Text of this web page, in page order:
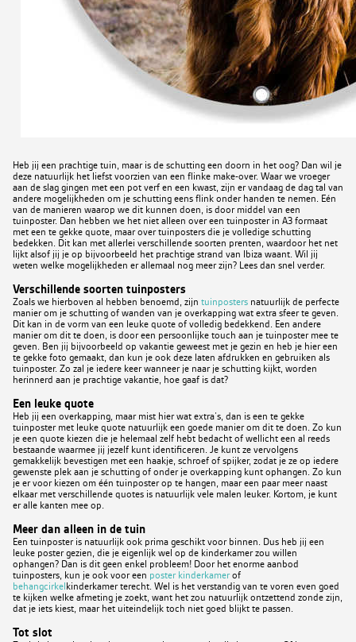
Heb jij een prachtige tuin, maar is de schutting een doorn in het oog? Dan wil je
deze natuurlijk het liefst voorzien van een flinke make-over. Waar we vroeger
aan de slag gingen met een pot verf en een kwast, zijn er vandaag de dag tal van
andere mogelijkheden om je schutting eens flink onder handen te nemen. Eén
van de manieren waarop we dit kunnen doen, is door middel van een
tuinposter. Dan hebben we het niet alleen over een tuinposter in A3 formaat
met een te gekke quote, maar over tuinposters die je volledige schutting
bedekken. Dit kan met allerlei verschillende soorten prenten, waardoor het net
lijkt alsof jij je op bijvoorbeeld het prachtige strand van Ibiza waant. Wil jij
weten welke mogelijkheden er allemaal nog meer zijn? Lees dan snel verder.
Verschillende soorten tuinposters
Zoals we hierboven al hebben benoemd, zijn tuinposters natuurlijk de perfecte
manier om je schutting of wanden van je overkapping wat extra sfeer te geven.
Dit kan in de vorm van een leuke quote of volledig bedekkend. Een andere
manier om dit te doen, is door een persoonlijke touch aan je tuinposter mee te
geven. Ben jij bijvoorbeeld op vakantie geweest met je gezin en heb je hier een
te gekke foto gemaakt, dan kun je ook deze laten afdrukken en gebruiken als
tuinposter. Zo zal je iedere keer wanneer je naar je schutting kijkt, worden
herinnerd aan je prachtige vakantie, hoe gaaf is dat?
Een leuke quote
Heb jij een overkapping, maar mist hier wat extra’s, dan is een te gekke
tuinposter met leuke quote natuurlijk een goede manier om dit te doen. Zo kun
je een quote kiezen die je helemaal zelf hebt bedacht of wellicht een al reeds
bestaande waarmee jij jezelf kunt identificeren. Je kunt ze vervolgens
gemakkelijk bevestigen met een haakje, schroef of spijker, zodat je ze op iedere
gewenste plek aan je schutting of onder je overkapping kunt ophangen. Zo kun
je er voor kiezen om één tuinposter op te hangen, maar een paar meer naast
elkaar met verschillende quotes is natuurlijk vele malen leuker. Kortom, je kunt
er alle kanten mee op.
Meer dan alleen in de tuin
Een tuinposter is natuurlijk ook prima geschikt voor binnen. Dus heb jij een
leuke poster gezien, die je eigenlijk wel op de kinderkamer zou willen
ophangen? Dan is dit geen enkel probleem! Door het enorme aanbod
tuinposters, kun je ook voor een poster kinderkamerof
behangcirkel kinderkamer terecht. Wel is het verstandig van te voren even goed
te kijken welke afmeting je zoekt, want het zou natuurlijk ontzettend zonde zijn,
dat je iets kiest, maar het uiteindelijk toch niet goed blijkt te passen.
Tot slot